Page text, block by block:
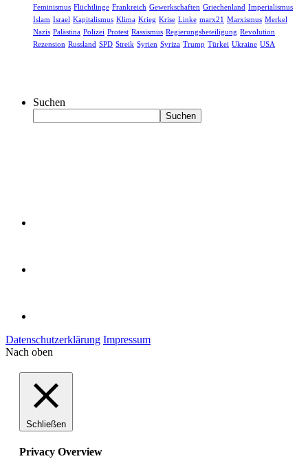
Feminismus Flüchtlinge Frankreich Gewerkschaften Griechenland Imperialismus
Islam Israel Kapitalismus Klima Krieg Krise Linke marx21 Marxismus Merkel
Nazis Palästina Polizei Protest Rassismus Regierungsbeteiligung Revolution
Rezension Russland SPD Streik Syrien Syriza Trump Türkei Ukraine USA
Suchen
Suchen
Datenschutzerklärung Impressum
Nach oben
Schließen
Privacy Overview